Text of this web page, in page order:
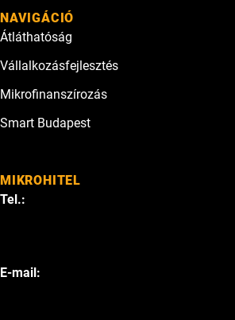
NAVIGÁCIÓ
Átláthatóság
Vállalkozásfejlesztés
Mikrofinanszírozás
Smart Budapest
MIKROHITEL
Tel.:
E-mail: